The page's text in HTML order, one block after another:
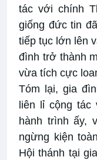
tác với chính
giống đức tin
tiếp tục lớn lên
đình trở thành
vừa tích cực
Tóm lại, gia
liên lỉ cộng tác
hành trình ấy,
ngừng kiện
Hội thánh tại